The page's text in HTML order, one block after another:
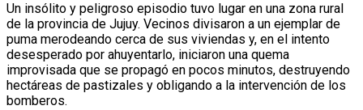
Un insólito y peligroso episodio tuvo lugar en una zona rural
de la provincia de Jujuy. Vecinos divisaron a un ejemplar de
puma merodeando cerca de sus viviendas y, en el intento
desesperado por ahuyentarlo, iniciaron una quema
improvisada que se propagó en pocos minutos, destruyendo
hectáreas de pastizales y obligando a la intervención de los
bomberos.